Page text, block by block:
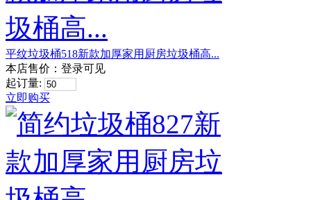
平纹垃圾桶518新款加厚家用厨房垃圾桶高...
本店售价： 登录可见
起订量:
立即购买